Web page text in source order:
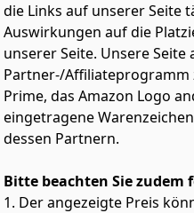
die Links auf unserer Seite
Auswirkungen auf die
unserer Seite. Unsere
Partner-/Affiliateprogramm
Prime, das Amazon Logo
eingetragene
dessen Partnern.
Bitte beachten Sie zudem
1. Der angezeigte Preis